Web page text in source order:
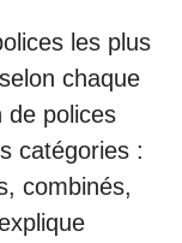
les plus
chaque
de polices
catégories :
combinés,